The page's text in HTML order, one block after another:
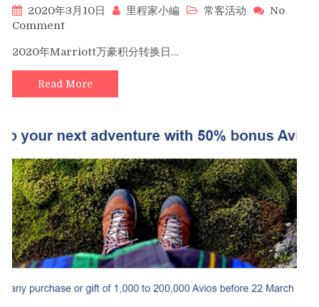
奖
励
分！
前
预
2020年3月10日 里程家小編 常客活动
No
Commenton
年
Marriott
万
豪
分
转
换
日
航
(Japan
Airlines)
里
程
加
10%
2020年Marriott万豪积分转换日…
Read More